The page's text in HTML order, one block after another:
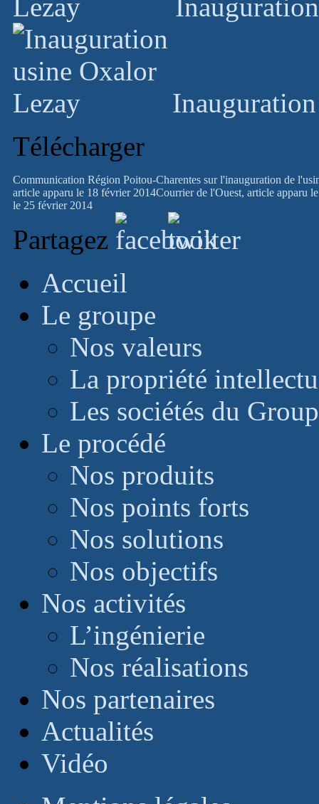
Télécharger
Communication Région Poitou-Charentes sur l'inauguration de
article apparu le 18 février 2014Courrier de l'Ouest, article apparu
le 25 février 2014
Partagez
Accueil
Le groupe
Nos valeurs
La propriété
Les sociétés du
Le procédé
Nos produits
Nos points forts
Nos solutions
Nos objectifs
Nos activités
L’ingénierie
Nos réalisations
Nos partenaires
Actualités
Vidéo